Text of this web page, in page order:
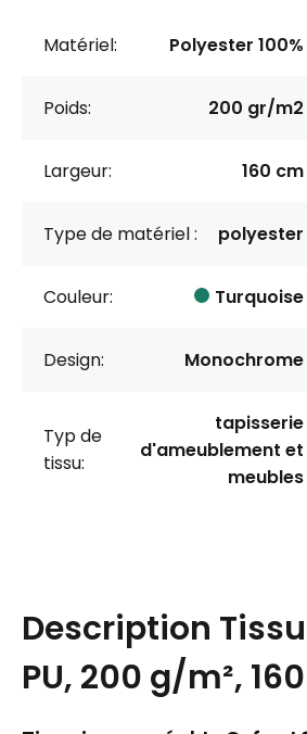
Matériel: Polyester 100%
Poids: 200 gr/m2
Largeur: 160 cm
Type de matériel : polyester
Couleur: Turquoise
Design: Monochrome
Typ de
tissu:
tapisserie
d'ameublement et
meubles
Description
PU, 200 g/m²,